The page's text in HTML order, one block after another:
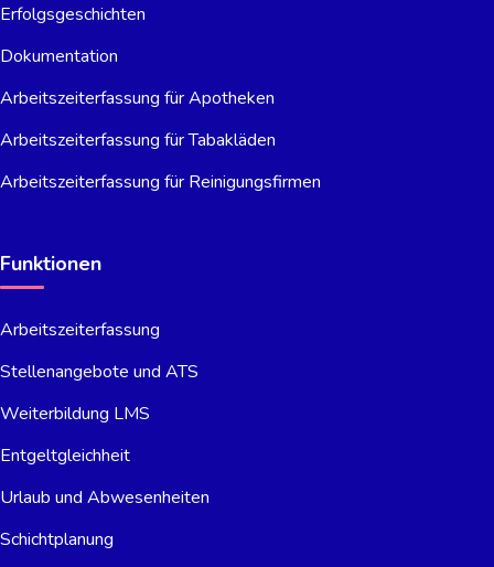
Erfolgsgeschichten
Dokumentation
Arbeitszeiterfassung für Apotheken
Arbeitszeiterfassung für Tabakläden
Arbeitszeiterfassung für Reinigungsfirmen
Funktionen
Arbeitszeiterfassung
Stellenangebote und ATS
Weiterbildung LMS
Entgeltgleichheit
Urlaub und Abwesenheiten
Schichtplanung